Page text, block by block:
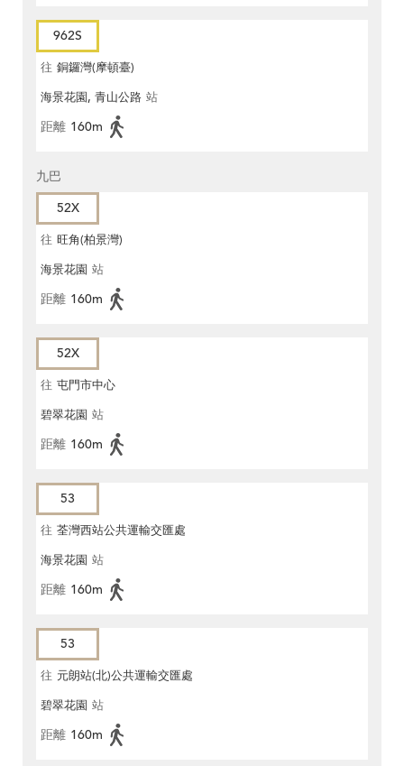
962S
往 銅鑼灣(摩頓臺)
海景花園, 青山公路 站
距離 160m
九巴
52X
往 旺角(柏景灣)
海景花園 站
距離 160m
52X
往 屯門市中心
碧翠花園 站
距離 160m
53
往 荃灣西站公共運輸交匯處
海景花園 站
距離 160m
53
往 元朗站(北)公共運輸交匯處
碧翠花園 站
距離 160m